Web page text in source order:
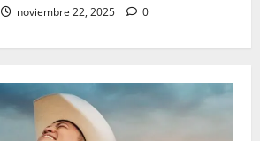
noviembre 22, 2025 0